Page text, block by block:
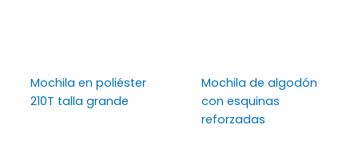
Mochila en poliéster
210T talla grande
Mochila de algodón
con esquinas
reforzadas